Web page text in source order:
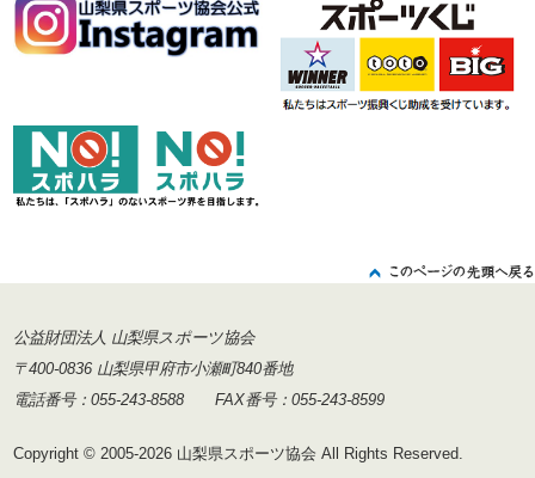
公益財団法人 山梨県スポーツ協会
〒400-0836 山梨県甲府市小瀬町840番地
電話番号：055-243-8588 FAX番号：055-243-8599
Copyright © 2005-2026 山梨県スポーツ協会 All Rights Reserved.